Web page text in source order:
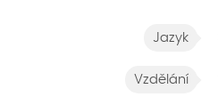
Jazyk
Vzdělání